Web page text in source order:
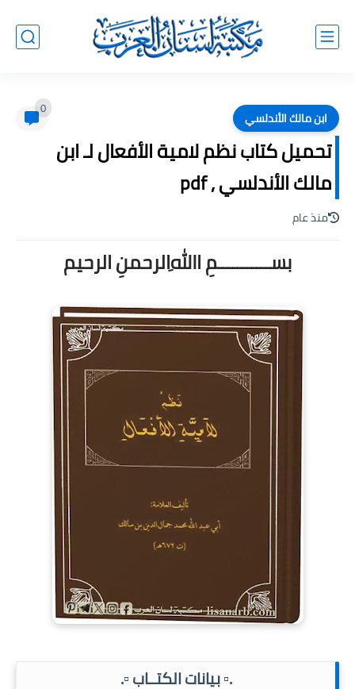
ابن مالك الأندلسي 0
تحميل كتاب نظم لامية الأفعال لـ ابن
مالك الأندلسي , pdf
منذ عام
بســـــــــــمِ اﷲِالرحمنِ الرحيم
.▫️ بيانات الكتــاب ▫️.